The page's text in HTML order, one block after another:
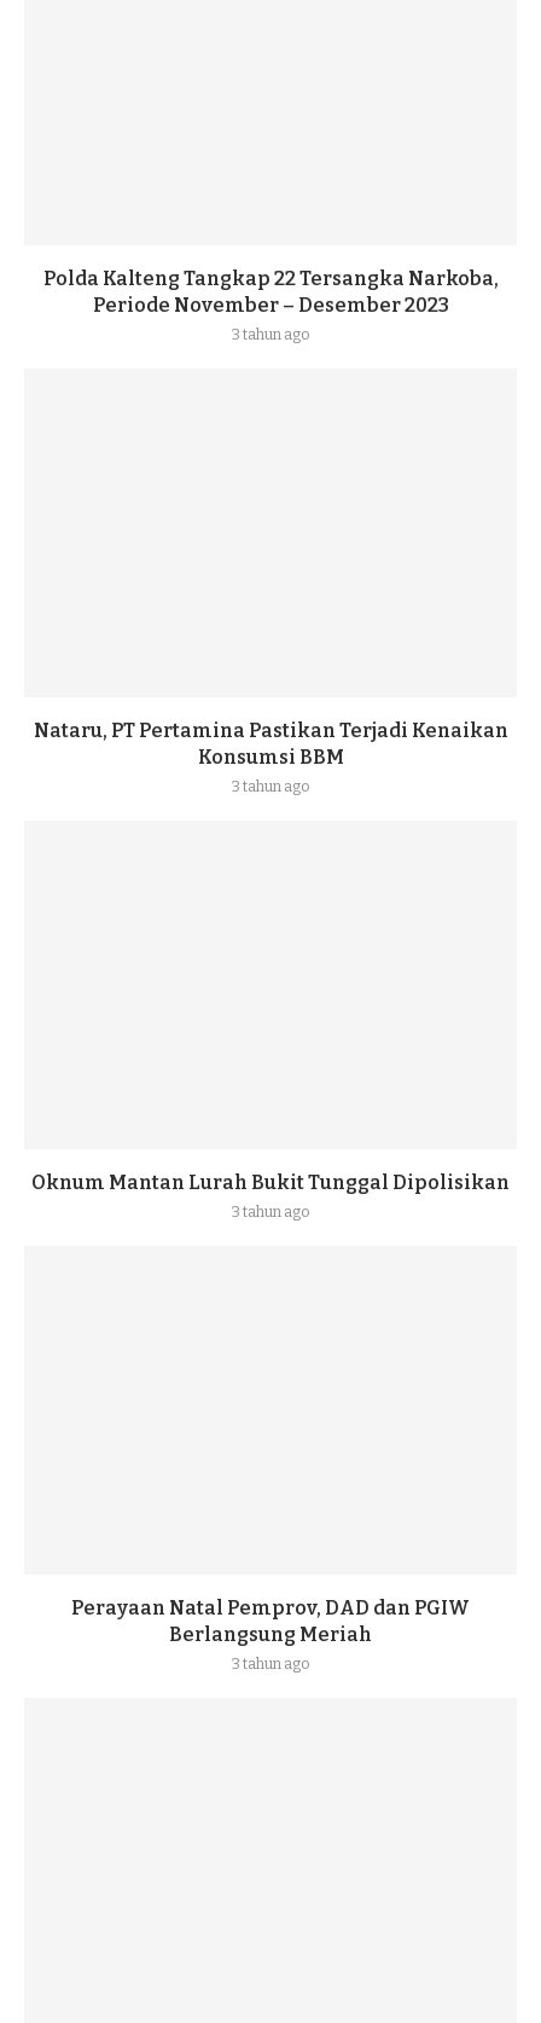
Polda Kalteng Tangkap 22 Tersangka Narkoba,
Periode November – Desember 2023
3 tahun ago
Nataru, PT Pertamina Pastikan Terjadi Kenaikan
Konsumsi BBM
3 tahun ago
Oknum Mantan Lurah Bukit Tunggal Dipolisikan
3 tahun ago
Perayaan Natal Pemprov, DAD dan PGIW
Berlangsung Meriah
3 tahun ago